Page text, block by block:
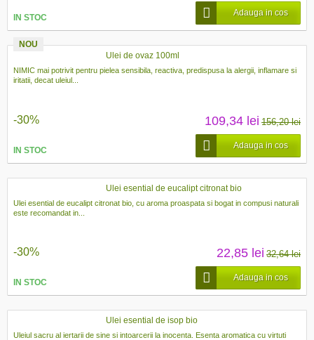
IN STOC
Adauga in cos
NOU
Ulei de ovaz 100ml
NIMIC mai potrivit pentru pielea sensibila, reactiva, predispusa la alergii, inflamare si
iritatii, decat uleiul...
-30% 109,34 lei 156,20 lei
IN STOC
Adauga in cos
Ulei esential de eucalipt citronat bio
Ulei esential de eucalipt citronat bio, cu aroma proaspata si bogat in compusi naturali
este recomandat in...
-30% 22,85 lei 32,64 lei
IN STOC
Adauga in cos
Ulei esential de isop bio
Uleiul sacru al iertarii de sine si intoarcerii la inocenta. Esenta aromatica cu virtuti